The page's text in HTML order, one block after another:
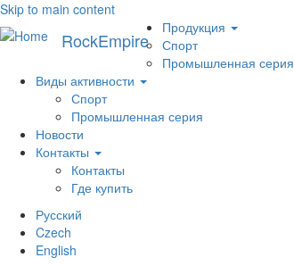
Skip to main content
RockEmpire
Меню
Продукция
Спорт
Промышленная серия
Виды активности
Спорт
Промышленная серия
Новости
Контакты
Контакты
Где купить
Русский
Czech
English